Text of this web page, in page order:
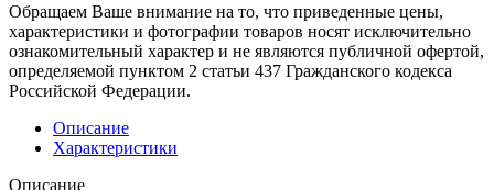
Обращаем Ваше внимание на то, что приведенные цены,
характеристики и фотографии товаров носят исключительно
ознакомительный характер и не являются публичной офертой,
определяемой пунктом 2 статьи 437 Гражданского кодекса
Российской Федерации.
Описание
Характеристики
Описание